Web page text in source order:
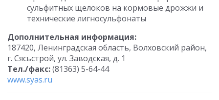
сульфитных щелоков на кормовые дрожжи и
технические лигносульфонаты
Дополнительная информация:
187420, Ленинградская область, Волховский район,
г. Сясьстрой, ул. Заводская, д. 1
Тел./факс:(81363) 5-64-44
www.syas.ru